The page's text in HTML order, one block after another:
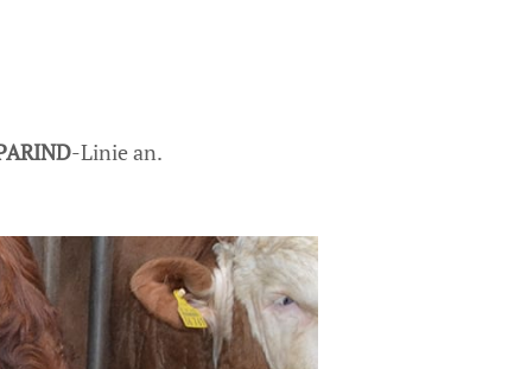
-Linie an.